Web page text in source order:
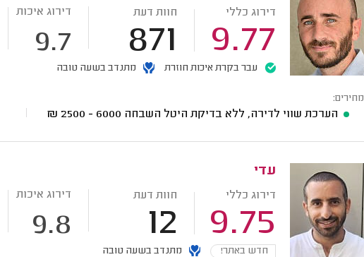
דירוג כללי
9.77
חוות דעת
871
דירוג איכות
9.7
עבר בקרת איכות חוזרת מתנדב בשעה טובה
מחירים:
הערכת שווי לדירה, ללא בדיקת היטל השבחה 6000 - 2500
₪
עדי
דירוג כללי
9.75
חוות דעת
12
דירוג איכות
9.8
חדש באתר! מתנדב בשעה טובה